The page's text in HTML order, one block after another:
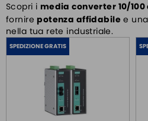
FILTRI EMC E PROTEZIONE
ALIMENTATORI DA BARRA DIN
SWITCH ETHERNET UNMANEGED
SWITCH ETHERNET MANEGED
MODULI SFP
MEDIA CONVERTER
MEDIA CONVERTER 10/100
Scopri i media converter 10/100
fornire potenza affidabilee
nella tua rete industriale.
SPEDIZIONE GRATIS